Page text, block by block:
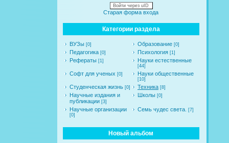
Войти через uID
Старая форма входа
Категории раздела
ВУЗы [0] Образование [0]
Педагогика [0] Психология [1]
Рефераты [1] Науки естественные
[44]
Софт для ученых [0] Науки общественные
[10]
Студенческая жизнь [0] Техника [8]
Научные издания и
публикации [3]
Школы [0]
Научные организации
[0]
Семь чудес света. [7]
Новый альбом